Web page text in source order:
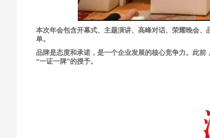
本次年会包含开幕式、主题演讲、高峰对话、荣耀晚会
单。
品牌是态度和承诺，是一个企业发展的核心竞争力。此
“一证一牌”的授予。